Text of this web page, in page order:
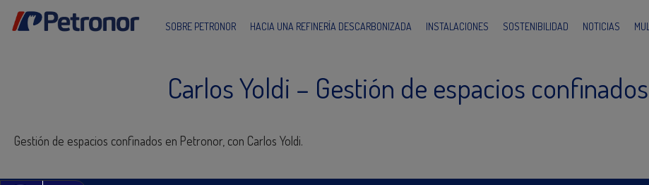
SOBRE PETRONOR HACIA UNA REFINERÍA DESCARBONIZADA INSTALACIONES SOSTENIBILIDAD NOTICIAS
Carlos Yoldi – Gestión de espacios
Gestión de espacios confinados en Petronor, con Carlos Yoldi.